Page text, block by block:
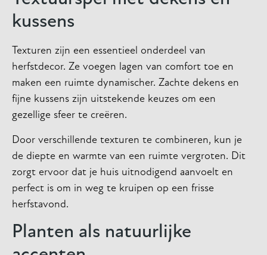
kussens
Texturen zijn een essentieel onderdeel van
herfstdecor. Ze voegen lagen van comfort toe en
maken een ruimte dynamischer. Zachte dekens en
fijne kussens zijn uitstekende keuzes om een
gezellige sfeer te creëren.
Door verschillende texturen te combineren, kun je
de diepte en warmte van een ruimte vergroten. Dit
zorgt ervoor dat je huis uitnodigend aanvoelt en
perfect is om in weg te kruipen op een frisse
herfstavond.
Planten als natuurlijke